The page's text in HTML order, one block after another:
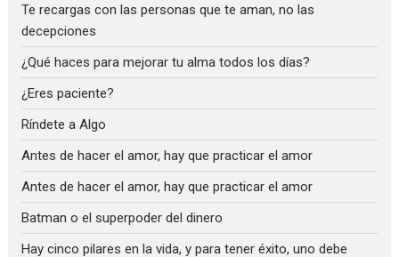
Te recargas con las personas que te aman, no las
decepciones
¿Qué haces para mejorar tu alma todos los días?
¿Eres paciente?
Ríndete a Algo
Antes de hacer el amor, hay que practicar el amor
Antes de hacer el amor, hay que practicar el amor
Batman o el superpoder del dinero
Hay cinco pilares en la vida, y para tener éxito, uno debe